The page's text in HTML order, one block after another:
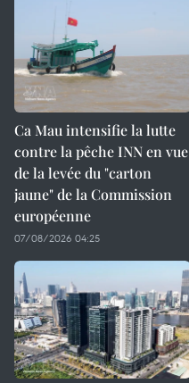
Ca Mau intensifie la lutte
contre la pêche INN en vue
de la levée du "carton
jaune" de la Commission
européenne
07/08/2026 04:25